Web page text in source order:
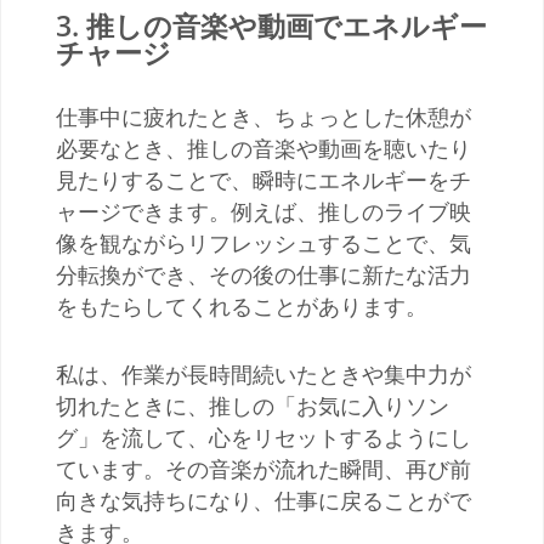
3. 推しの音楽や動画でエネルギー
チャージ
仕事中に疲れたとき、ちょっとした休憩が
必要なとき、推しの音楽や動画を聴いたり
見たりすることで、瞬時にエネルギーをチ
ャージできます。例えば、推しのライブ映
像を観ながらリフレッシュすることで、気
分転換ができ、その後の仕事に新たな活力
をもたらしてくれることがあります。
私は、作業が長時間続いたときや集中力が
切れたときに、推しの「お気に入りソン
グ」を流して、心をリセットするようにし
ています。その音楽が流れた瞬間、再び前
向きな気持ちになり、仕事に戻ることがで
きます。